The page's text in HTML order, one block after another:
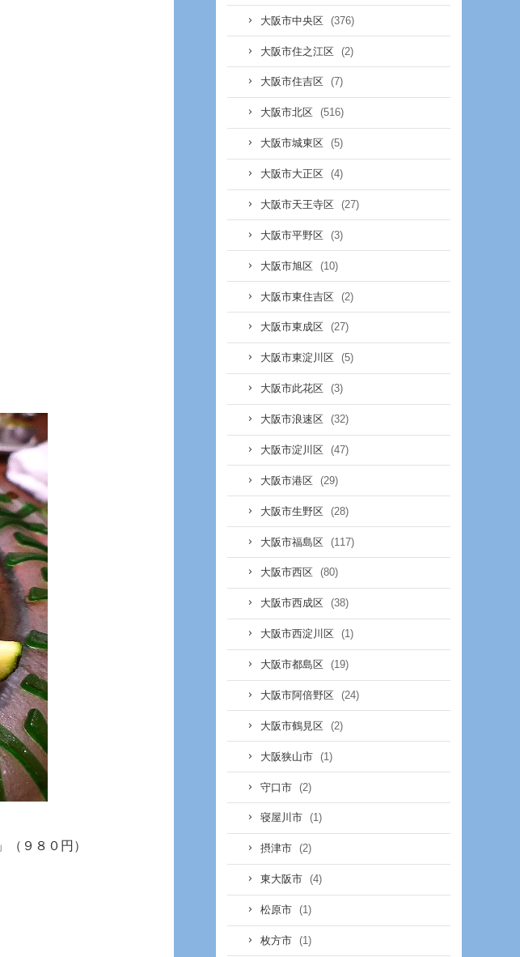
」（９８０円）
大阪市中央区 (376)
大阪市住之江区 (2)
大阪市住吉区 (7)
大阪市北区 (516)
大阪市城東区 (5)
大阪市大正区 (4)
大阪市天王寺区 (27)
大阪市平野区 (3)
大阪市旭区 (10)
大阪市東住吉区 (2)
大阪市東成区 (27)
大阪市東淀川区 (5)
大阪市此花区 (3)
大阪市浪速区 (32)
大阪市淀川区 (47)
大阪市港区 (29)
大阪市生野区 (28)
大阪市福島区 (117)
大阪市西区 (80)
大阪市西成区 (38)
大阪市西淀川区 (1)
大阪市都島区 (19)
大阪市阿倍野区 (24)
大阪市鶴見区 (2)
大阪狭山市 (1)
守口市 (2)
寝屋川市 (1)
摂津市 (2)
東大阪市 (4)
松原市 (1)
枚方市 (1)